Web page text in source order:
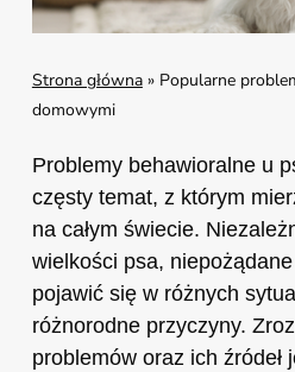
Strona główna» Popularne
domowymi
Problemy behawioralne u
częsty temat, z którym
na całym świecie.
wielkości psa,
pojawić się w różnych
różnorodne przyczyny.
problemów oraz ich źródeł